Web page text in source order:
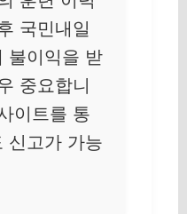
국민내일
불이익을 받
중요합니
이트를 통
신고가 가능